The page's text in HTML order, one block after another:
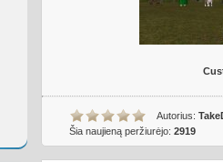
Autorius:
Šia naujieną peržiurėjo: 2919